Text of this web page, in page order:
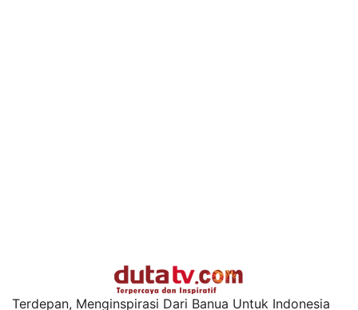
Terdepan, Menginspirasi Dari Banua Untuk Indonesia